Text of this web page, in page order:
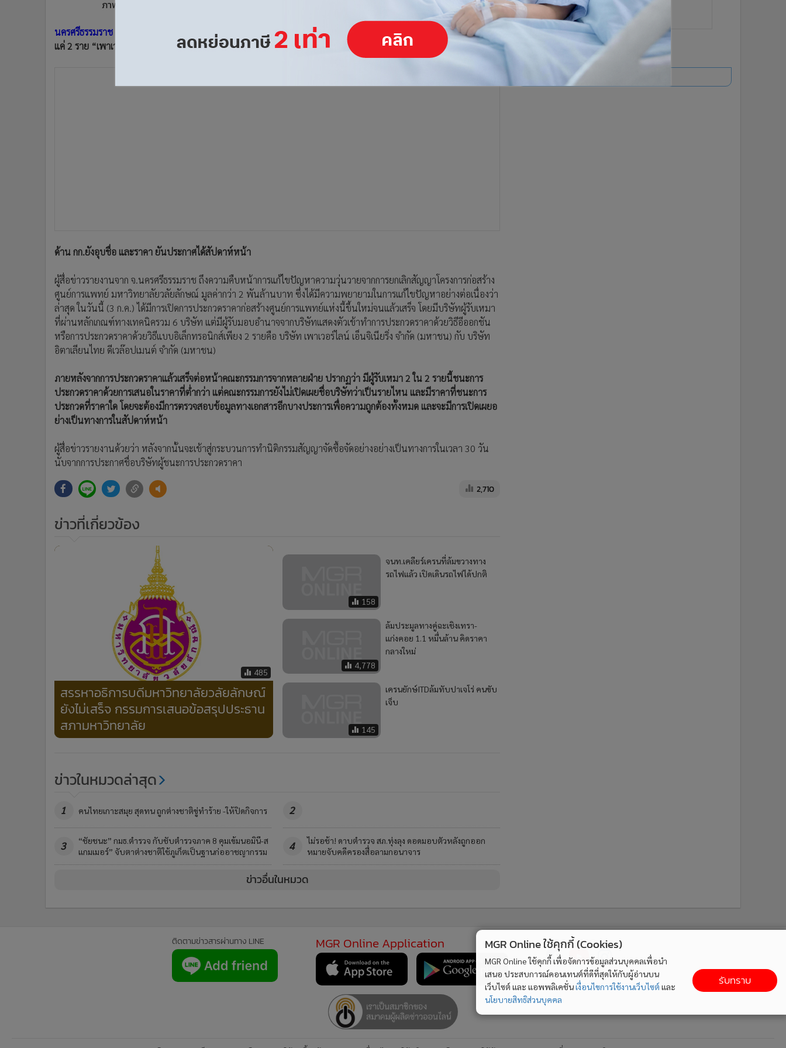
ภาพจากเว็บไซต์ มวล.
นครศรีธรรมราช -
ได้ผู้รับเหมาสร้าง “ศูนย์การแพทย์” ม.วลัยลักษณ์ มูลค่ากว่า 2 พันล้านแล้ว หลัง 6 บริษัทผ่านเกณฑ์ แต่มี
แค่ 2 ราย “เพาเวอร์ไลน์ฯ” กับ “อิตาเลียนไทยฯ” เข้ายื่นราคาด้วยอีออกชัน
ด้าน กก.ยังอุบชื่อ และราคา ยันประกาศได้สัปดาห์หน้า
ผู้สื่อข่าวรายงานจาก จ.นครศรีธรรมราช ถึงความคืบหน้าการแก้ไขปัญหาความวุ่นวายจากการยกเลิกสัญญาโครงการก่อสร้าง
ศูนย์การแพทย์ มหาวิทยาลัยวลัยลักษณ์ มูลค่ากว่า 2 พันล้านบาท ซึ่งได้มีความพยายามในการแก้ไขปัญหาอย่างต่อเนื่องว่า
ล่าสุด ในวันนี้ (3 ก.ค.) ได้มีการเปิดการประกวดราคาก่อสร้างศูนย์การแพทย์แห่งนี้ขึ้นใหม่จนแล้วเสร็จ โดยมีบริษัทผู้รับเหมา
ที่ผ่านหลักเกณฑ์ทางเทคนิครวม 6 บริษัท แต่มีผู้รับมอบอำนาจจากบริษัทแสดงตัวเข้าทำการประกวดราคาด้วยวิธีอีออกชัน
หรือการประกวดราคาด้วยวิธีแบบอิเล็กทรอนิกส์เพียง 2 รายคือ บริษัท เพาเวอร์ไลน์ เอ็นจิเนียริ่ง จำกัด (มหาชน) กับ บริษัท
อิตาเลียนไทย ดีเวล๊อปเมนต์ จำกัด (มหาชน)
ภายหลังจากการประกวดราคาแล้วเสร็จต่อหน้าคณะกรรมการจากหลายฝ่าย ปรากฏว่า มีผู้รับเหมา 2 ใน 2 รายนี้ชนะการ
ประกวดราคาด้วยการเสนอในราคาที่ต่ำกว่า แต่คณะกรรมการยังไม่เปิดเผยชื่อบริษัทว่าเป็นรายไหน และมีราคาที่ชนะการ
ประกวดที่ราคาใด โดยจะต้องมีการตรวจสอบข้อมูลทางเอกสารอีกบางประการเพื่อความถูกต้องทั้งหมด และจะมีการเปิดเผยอ
ย่างเป็นทางการในสัปดาห์หน้า
ผู้สื่อข่าวรายงานด้วยว่า หลังจากนั้นจะเข้าสู่กระบวนการทำนิติกรรมสัญญาจัดซื้อจัดอย่างอย่างเป็นทางการในเวลา 30 วัน
นับจากการประกาศชื่อบริษัทผู้ชนะการประกวดราคา
2,710
ข่าวที่เกี่ยวข้อง
485
สรรหาอธิการบดีมหาวิทยาลัยวลัยลักษณ์
ยังไม่เสร็จ กรรมการเสนอข้อสรุปประธาน
สภามหาวิทยาลัย
158
จนท.เคลียร์เครนที่ล้มขวางทาง
รถไฟแล้ว เปิดเดินรถไฟได้ปกติ
4,778
ล้มประมูลทางคู่ฉะเชิงเทรา-
แก่งคอย 1.1 หมื่นล้าน คิดราคา
กลางใหม่
145
เครนยักษ์ITDล้มทับปาเจโร่ คนขับ
เจ็บ
ข่าวในหมวดล่าสุด
1 คนไทยเกาะสมุย สุดทน ถูกต่างชาติขู่ทำร้าย -ให้ปิดกิจการ 2
3
“ชัยชนะ” กมธ.ตำรวจ กับชับตำรวจภาค 8 คุมเข้มนอมินี-ส
แกมเมอร์” จับตาต่างชาติใช้ภูเก็ตเป็นฐานก่ออาชญากรรม
4
ไม่รอช้า! ดาบตำรวจ สภ.ทุ่งลุง ดอดมอบตัวหลังถูกออก
หมายจับคดีครองสื่อลามกอนาจาร
ข่าวอื่นในหมวด
ติดตามข่าวสารผ่านทาง LINE MGR Online Application ติดตาม MGR Online
MGR Online ใช้คุกกี้ (Cookies)
MGR Online ใช้คุกกี้ เพื่อจัดการข้อมูลส่วนบุคคลเพื่อนำ
เสนอ ประสบการณ์คอนเทนต์ที่ดีที่สุดให้กับผู้อ่านบน
เว็บไซต์ และ แอพพลิเคชั่นเงื่อนไขการใช้งานเว็บไซต์ และ
นโยบายสิทธิส่วนบุคคล
รับทราบ